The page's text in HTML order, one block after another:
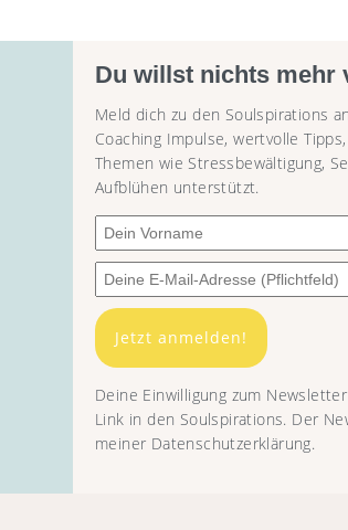
Du willst nichts mehr
Meld dich zu den Soulspirations
Coaching Impulse, wertvolle
Themen wie Stressbewältigung,
Aufblühen unterstützt.
Jetzt anmelden!
Deine Einwilligung zum
Link in den Soulspirations. Der
meiner Datenschutzerklärung.